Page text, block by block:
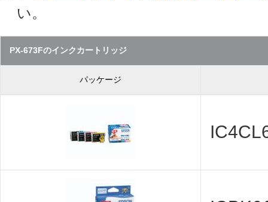
い。
PX-673Fのインクカートリッジ
パッケージ